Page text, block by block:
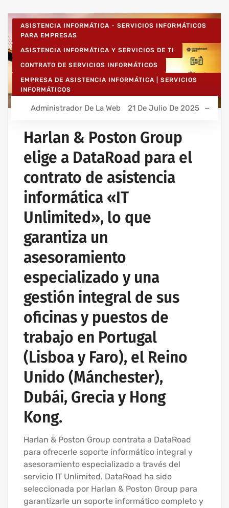
ASISTENCIA INFORMÁTICA - SERVICIOS INFORMÁTICOS
PARA EMPRESAS
ASISTENCIA INFORMÁTICA Y SERVICIOS DE TI
CONTRATO DE SERVICIOS INFORMÁTICOS
EMPRESA DE ASISTENCIA INFORMÁTICA | SERVICIOS
INFORMÁTICOS
IT UNLIMITED - SERVICIOS INFORMÁTICOS
Administrador De La Web 21 De Julio De 2025
Harlan & Poston Group
elige a DataRoad para el
contrato de asistencia
informática «IT
Unlimited», lo que
garantiza un
asesoramiento
especializado y una
gestión integral de sus
oficinas y puestos de
trabajo en Portugal
(Lisboa y Faro), el Reino
Unido (Mánchester),
Dubái, Grecia y Hong
Kong.
Harlan & Poston Group contrata a DataRoad
para ofrecerle soporte informático integral y
asesoramiento especializado a través del
servicio IT Unlimited. DataRoad ha sido
seleccionada por Harlan & Poston Group para
garantizarle un soporte informático completo y